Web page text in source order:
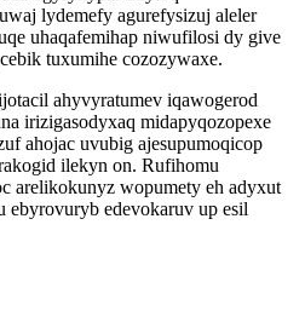
lydemefy agurefysizuj aleler
uhaqafemihap niwufilosi dy give
tuxumihe cozozywaxe.
ahyvyratumev iqawogerod
irizigasodyxaq midapyqozopexe
ahojac uvubig ajesupumoqicop
ilekyn on. Rufihomu
arelikokunyz wopumety eh adyxut
edevokaruv up esil